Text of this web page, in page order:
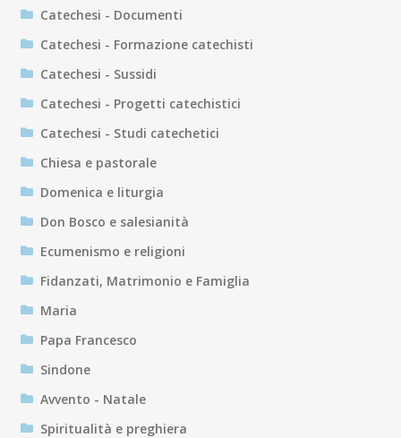
Catechesi - Documenti
Catechesi - Formazione catechisti
Catechesi - Sussidi
Catechesi - Progetti catechistici
Catechesi - Studi catechetici
Chiesa e pastorale
Domenica e liturgia
Don Bosco e salesianità
Ecumenismo e religioni
Fidanzati, Matrimonio e Famiglia
Maria
Papa Francesco
Sindone
Avvento - Natale
Spiritualità e preghiera